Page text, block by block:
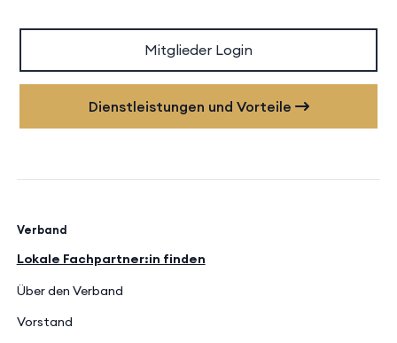
Mitglieder Login
Dienstleistungen und Vorteile
Verband
Lokale Fachpartner:in finden
Über den Verband
Vorstand